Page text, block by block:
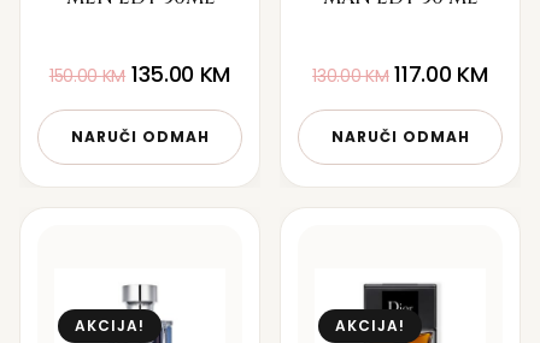
150.00KM 135.00 KM
NARUČI ODMAH
130.00KM 117.00 KM
NARUČI ODMAH
AKCIJA! AKCIJA!